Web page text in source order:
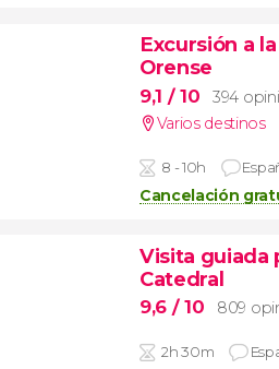
Excursión a
Orense
9,1 / 10
394
Varios destinos
8 - 10h
Cancelación
Visita guiada
Catedral
9,6 / 10 809
2h 30m